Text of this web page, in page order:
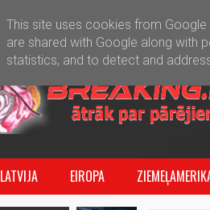
LATVIJA EIROPA
This site uses cookies from
are shared with Google along with
statistics, and to detect and